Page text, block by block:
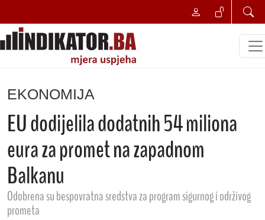
EKONOMIJA
EU dodijelila dodatnih 54 miliona
eura za promet na zapadnom
Balkanu
Odobrena su bespovratna sredstva za program sigurnog i održivog
prometa